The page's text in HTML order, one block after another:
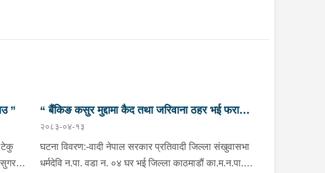
”
टेकु
“ बैंकिङ कसुर मुद्दामा कैद तथा जरिवाना ठहर भई फरार
प्रतिवादी पक्राउ”
२०८३-०४-१३
घटना विवरण:-वादी नेपाल सरकार प्रतिवादी जिल्ला संखुवासभा
धर्मदेवि न.पा. वडा न. ०४ घर भई जिल्ला काठमाडौं का.म.न.पा.